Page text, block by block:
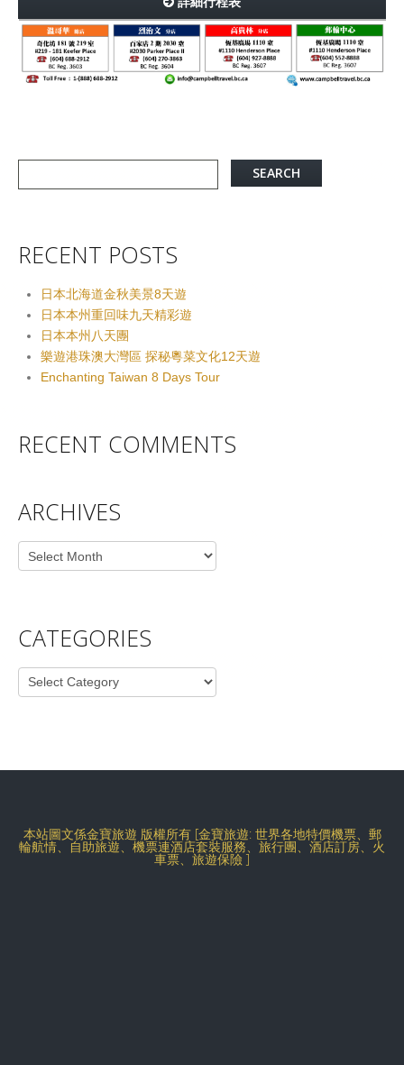
RECENT POSTS
日本北海道金秋美景8天遊
日本本州重回味九天精彩遊
日本本州八天團
樂遊港珠澳大灣區 探秘粵菜文化12天遊
Enchanting Taiwan 8 Days Tour
RECENT COMMENTS
ARCHIVES
Archives
CATEGORIES
Categories
本站圖文係金寶旅遊 版權所有 [金寶旅遊: 世界各地特價機票、郵
輪航情、自助旅遊、機票連酒店套裝服務、旅行團、酒店訂房、火
車票、旅遊保險 ]